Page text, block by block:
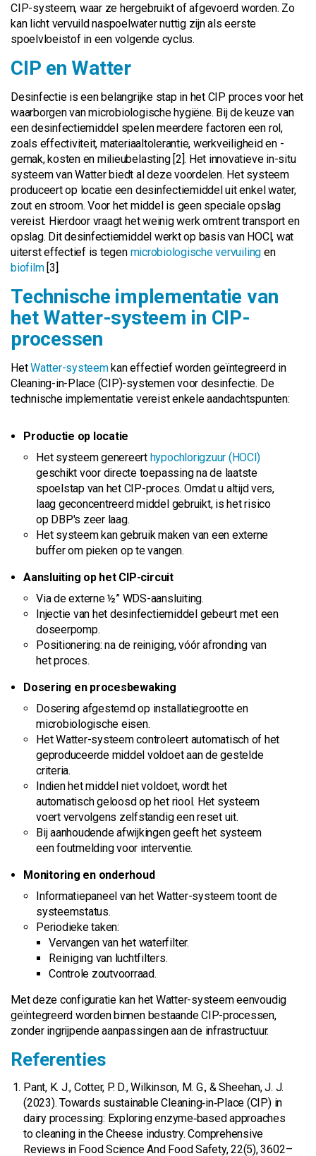
CIP-systeem, waar ze hergebruikt of afgevoerd worden. Zo
kan licht vervuild naspoelwater nuttig zijn als eerste
spoelvloeistof in een volgende cyclus.
CIP en Watter
Desinfectie is een belangrijke stap in het CIP proces voor het
waarborgen van microbiologische hygiëne. Bij de keuze van
een desinfectiemiddel spelen meerdere factoren een rol,
zoals effectiviteit, materiaaltolerantie, werkveiligheid en -
gemak, kosten en milieubelasting [2]. Het innovatieve in-situ
systeem van Watter biedt al deze voordelen. Het systeem
produceert op locatie een desinfectiemiddel uit enkel water,
zout en stroom. Voor het middel is geen speciale opslag
vereist. Hierdoor vraagt het weinig werk omtrent transport en
opslag. Dit desinfectiemiddel werkt op basis van HOCl, wat
uiterst effectief is tegen microbiologische vervuiling en
biofilm[3].
Technische implementatie van
het Watter-systeem in CIP-
processen
HetWatter-systeemkan effectief worden geïntegreerd in
Cleaning-in-Place (CIP)-systemen voor desinfectie. De
technische implementatie vereist enkele aandachtspunten:
Productie op locatie
Het systeem genereert hypochlorigzuur (HOCl)
geschikt voor directe toepassing na de laatste
spoelstap van het CIP-proces. Omdat u altijd vers,
laag geconcentreerd middel gebruikt, is het risico
op DBP's zeer laag.
Het systeem kan gebruik maken van een externe
buffer om pieken op te vangen.
Aansluiting op het CIP-circuit
Via de externe ½” WDS-aansluiting.
Injectie van het desinfectiemiddel gebeurt met een
doseerpomp.
Positionering: na de reiniging, vóór afronding van
het proces.
Dosering en procesbewaking
Dosering afgestemd op installatiegrootte en
microbiologische eisen.
Het Watter-systeem controleert automatisch of het
geproduceerde middel voldoet aan de gestelde
criteria.
Indien het middel niet voldoet, wordt het
automatisch geloosd op het riool. Het systeem
voert vervolgens zelfstandig een reset uit.
Bij aanhoudende afwijkingen geeft het systeem
een foutmelding voor interventie.
Monitoring en onderhoud
Informatiepaneel van het Watter-systeem toont de
systeemstatus.
Periodieke taken:
Vervangen van het waterfilter.
Reiniging van luchtfilters.
Controle zoutvoorraad.
Met deze configuratie kan het Watter-systeem eenvoudig
geïntegreerd worden binnen bestaande CIP-processen,
zonder ingrijpende aanpassingen aan de infrastructuur.
Referenties
Pant, K. J., Cotter, P. D., Wilkinson, M. G., & Sheehan, J. J.
(2023). Towards sustainable Cleaning‐in‐Place (CIP) in
dairy processing: Exploring enzyme‐based approaches
to cleaning in the Cheese industry. Comprehensive
Reviews in Food Science And Food Safety, 22(5), 3602–